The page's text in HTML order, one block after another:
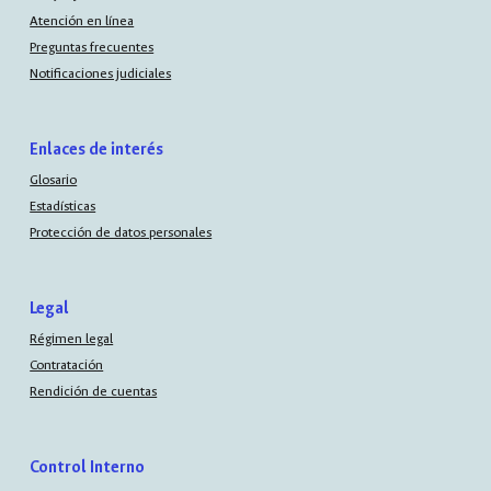
Atención en línea
Preguntas frecuentes
Notificaciones judiciales
Enlaces de interés
Glosario
Estadísticas
Protección de datos personales
Legal
Régimen legal
Contratación
Rendición de cuentas
Control Interno